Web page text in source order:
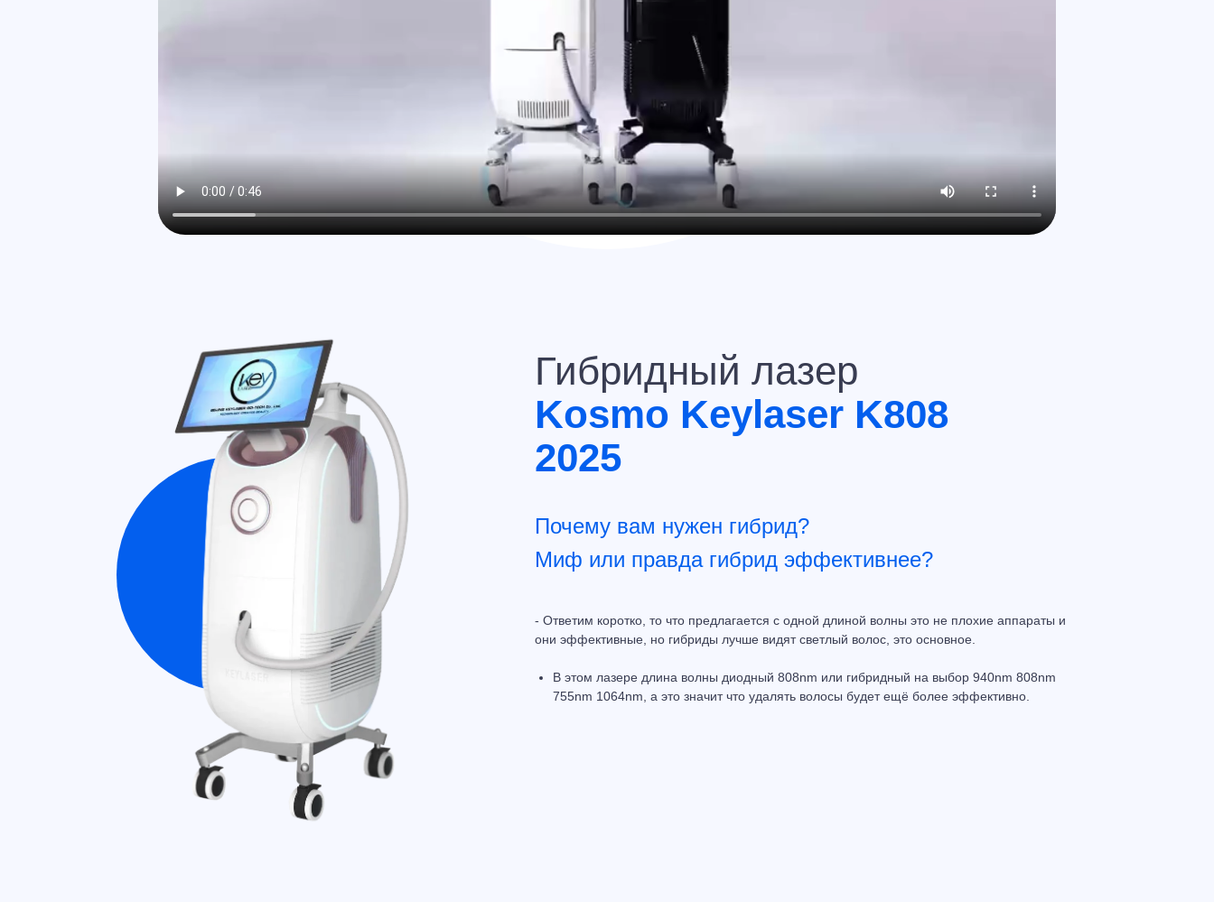
Гибридный лазер
Kosmo Keylaser K808
2025
- Ответим коротко, то что предлагается с одной длиной волны это не плохие аппараты и
они эффективные, но гибриды лучше видят светлый волос, это основное.
В этом лазере длина волны диодный 808nm или гибридный на выбор 940nm 808nm
755nm 1064nm, а это значит что удалять волосы будет ещё более эффективно.
Почему вам нужен гибрид?
Миф или правда гибрид эффективнее?